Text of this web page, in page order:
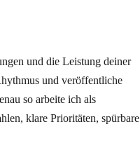
und die Leistung deiner
und veröffentliche
so arbeite ich als
klare Prioritäten, spürbare